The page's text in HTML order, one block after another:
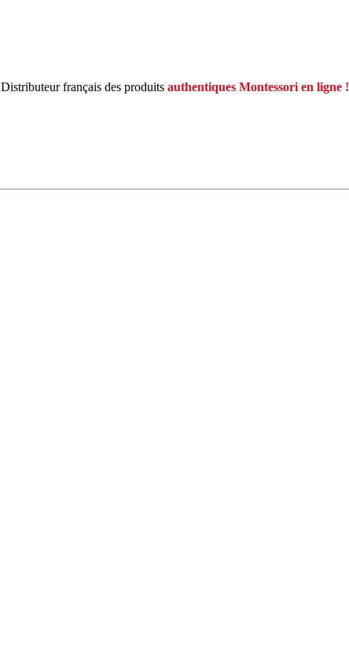
Distributeur français des produits authentiques Montessori en ligne !